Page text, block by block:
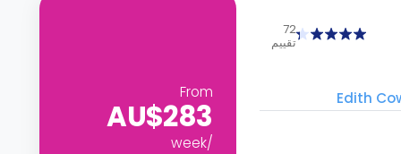
72
تقييم
From
AU$283
/week